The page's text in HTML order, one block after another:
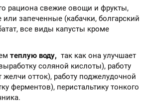
рациона свежие овощи и фрукты,
запеченные (кабачки, болгарский
все виды капусты кроме
теплую воду, так как она улучшает
соляной кислоты), работу
желчи отток), работу поджелудочной
ферментов), перистальтику тонкого